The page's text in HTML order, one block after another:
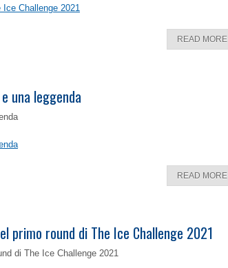
Challenge 2021
READ MORE
una leggenda
READ MORE
primo round di The Ice Challenge 2021
di The Ice Challenge 2021